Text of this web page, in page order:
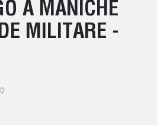
A MANICHE
MILITARE -